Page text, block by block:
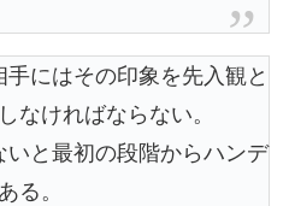
にはその印象を先入観と
なければならない。
と最初の段階からハンデ
る。